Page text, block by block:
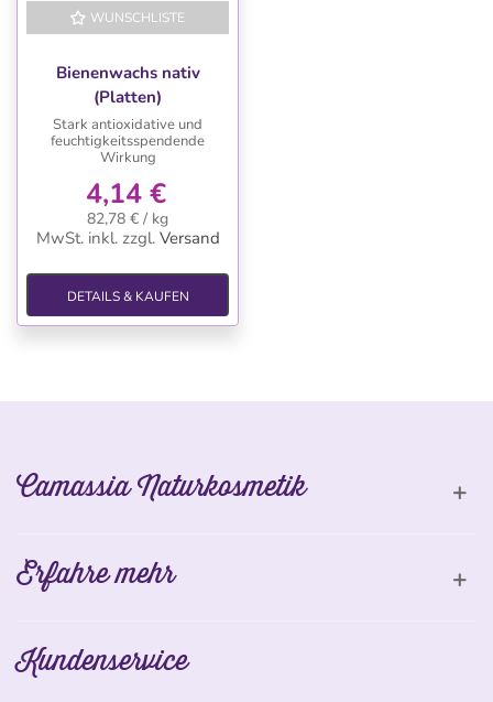
WUNSCHLISTE
Bienenwachs nativ
(Platten)
Stark antioxidative und
feuchtigkeitsspendende
Wirkung
4,14 €
82,78 € / kg
MwSt. inkl. zzgl. Versand
DETAILS & KAUFEN
Camassia Naturkosmetik
Erfahre mehr
Kundenservice